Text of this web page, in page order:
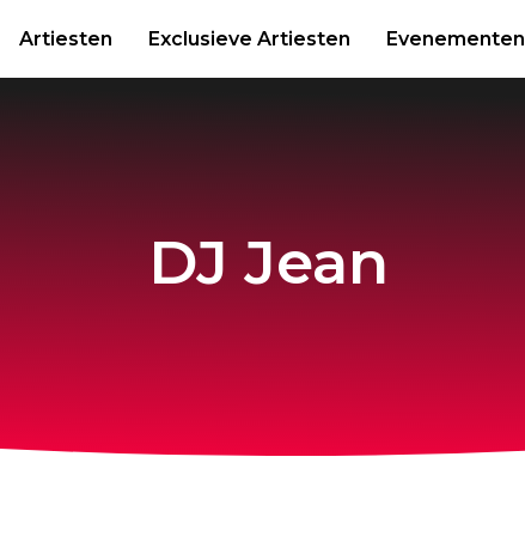
Artiesten Exclusieve Artiesten Evenementen
DJ Jean